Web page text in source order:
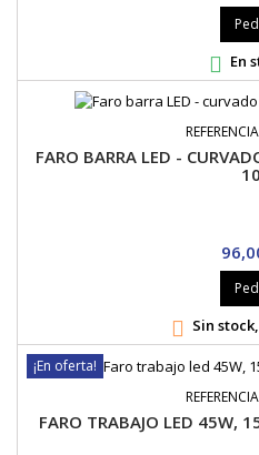
 En
FARO BARRA LED -
10
 Sin
¡En oferta!
FARO TRABAJO LED 45W,